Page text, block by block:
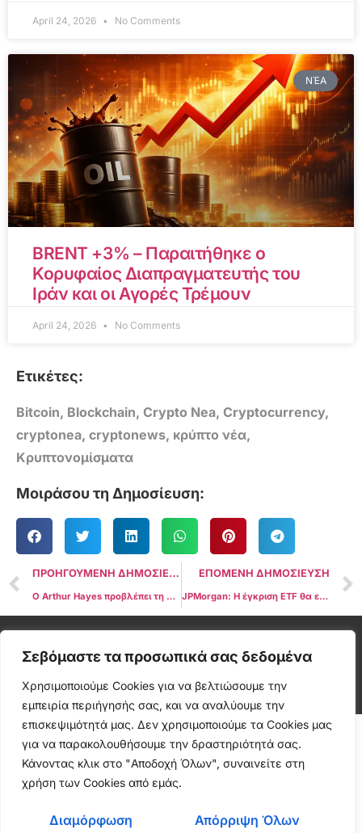
Σεβόμαστε τα προσωπικά σας δεδομένα
Χρησιμοποιούμε Cookies για να βελτιώσουμε την
εμπειρία περιήγησής σας, και να αναλύουμε την
επισκεψιμότητά μας. Δεν χρησιμοποιούμε τα Cookies μας
για να παρακολουθήσουμε την δραστηριότητά σας.
Κάνοντας κλικ στο "Αποδοχή Όλων", συναινείτε στη
χρήση των Cookies από εμάς.
Διαμόρφωση Απόρριψη Όλων
April 24, 2026 No Comments
ΝΈΑ
BRENT +3% – Παραιτήθηκε ο
Κορυφαίος Διαπραγματευτής του
Ιράν και οι Αγορές Τρέμουν
April 24, 2026 No Comments
Ετικέτες:
Bitcoin, Blockchain, Crypto Nea, Cryptocurrency,
cryptonea, cryptonews, κρύπτο νέα,
Κρυπτονομίσματα
Μοιράσου τη Δημοσίευση:
ΠΡΟΗΓΟΥΜΕΝΗ ΔΗΜΟΣΙΕΥΣΗ
Ο Arthur Hayes προβλέπει τη δυνατότητα του AI να προωθήσει την τιμή του Bitcoin πέρα από τα $750K
ΕΠΟΜΕΝΗ ΔΗΜΟΣΙΕΥΣΗ
JPMorgan: Η έγκριση ETF θα ενισχύσει τη ρευστότητα του Bitcoin, αλλά αναμένεται περιορισμένος αντίκτυπος που θα αλλάξει το παιχνίδι